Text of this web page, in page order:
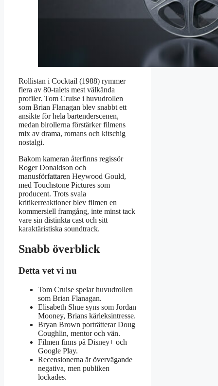
Rollistan i Cocktail (1988) rymmer
flera av 80-talets mest välkända
profiler. Tom Cruise i huvudrollen
som Brian Flanagan blev snabbt ett
ansikte för hela bartenderscenen,
medan birollerna förstärker filmens
mix av drama, romans och kitschig
nostalgi.
Bakom kameran återfinns regissör
Roger Donaldson och
manusförfattaren Heywood Gould,
med Touchstone Pictures som
producent. Trots svala
kritikerreaktioner blev filmen en
kommersiell framgång, inte minst tack
vare sin distinkta cast och sitt
karaktäristiska soundtrack.
Snabb överblick
Detta vet vi nu
Tom Cruise spelar huvudrollen
som Brian Flanagan.
Elisabeth Shue syns som Jordan
Mooney, Brians kärleksintresse.
Bryan Brown porträtterar Doug
Coughlin, mentor och vän.
Filmen finns på Disney+ och
Google Play.
Recensionerna är övervägande
negativa, men publiken
lockades.